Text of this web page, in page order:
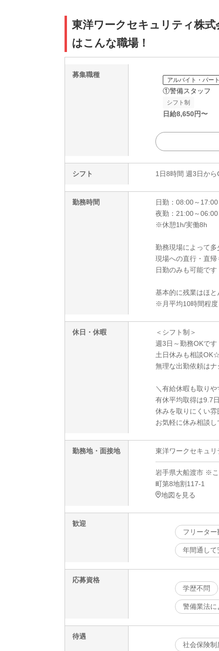
東洋ワークセキュリティ株
はこんな職場！
募集職種
アルバイト・パー
①警備スタッフ
シフト制
日給8,650円〜
シフト 1日8時間 週3日から
勤務時間
日勤：08:00～17:00
夜勤：21:00～06:00
※休憩1h/実働8h
勤務現場によって
現場への直行・直
日勤のみも可能です
基本的に残業はほ
※月平均10時間程
休日・休暇
＜シフト制＞
週3日～勤務OKです
土日休みも相談
無理な出勤依頼は
＼有給休暇も取りや
有休平均取得は9.7
休みを取りにくい
お気軽に休み相談
勤務地・面接地 東洋ワークセキュ
岩手県大船渡市 ※
町第8地割117-1
地図を見る
歓迎
フリーター
年間通して
応募資格
学歴不問
警備業法
待遇
社会保険制